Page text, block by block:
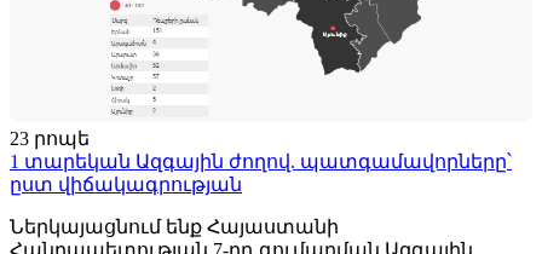
23 րոպե
1 տարեկան Ազգային ժողով. պատգամավորները՝
ըստ վիճակագրության
Ներկայացնում ենք Հայաստանի
Հանրապետության 7-րդ գումարման Ազգային